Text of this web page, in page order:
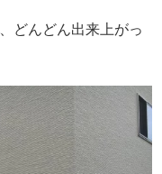
、どんどん出来上がっ